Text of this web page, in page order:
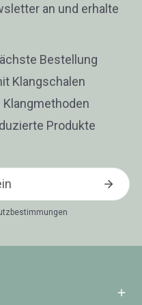
an und erhalte
Bestellung
Klangschalen
Produkte